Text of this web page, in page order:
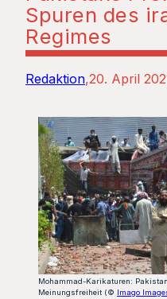
Spuren des
Regimes
Redaktion 20. April
Mohammad-Karikaturen:
Meinungsfreiheit (©
Imago